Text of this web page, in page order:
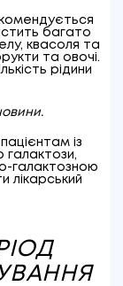
багато
квасоля та
та овочі.
рідини
із
галактози,
галактозною
лікарський